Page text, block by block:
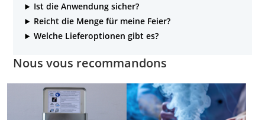
Ist die Anwendung sicher?
Reicht die Menge für meine Feier?
Welche Lieferoptionen gibt es?
Nous vous recommandons